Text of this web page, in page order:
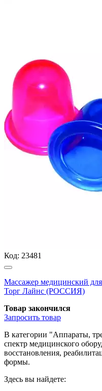
Код: 23481
Массажер медицинский
Торг Лайнс (РОССИЯ)
Товар закончился
Запросить товар
В категории "Аппараты,
спектр медицинского
восстановления,
формы.
Здесь вы найдете: